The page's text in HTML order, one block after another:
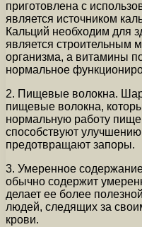
приготовлена с
является источником
Кальций необходим для
является строительным
организма, а витамины
нормальное
2. Пищевые волокна.
пищевые волокна,
нормальную работу
способствуют
предотвращают запоры.
3. Умеренное
обычно содержит
делает ее более
людей, следящих за
крови.